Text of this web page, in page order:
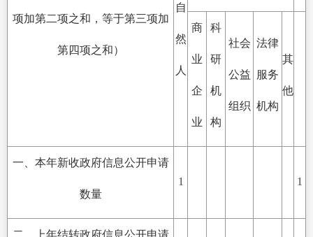
项加第二项之和，等于第三项加
第四项之和）
自
然
人
商
业
企
业
科
研
机
构
社会
公益
组织
法律
服务
机构
其
他
一、本年新收政府信息公开申请
数量
1 1
二、上年结转政府信息公开申请